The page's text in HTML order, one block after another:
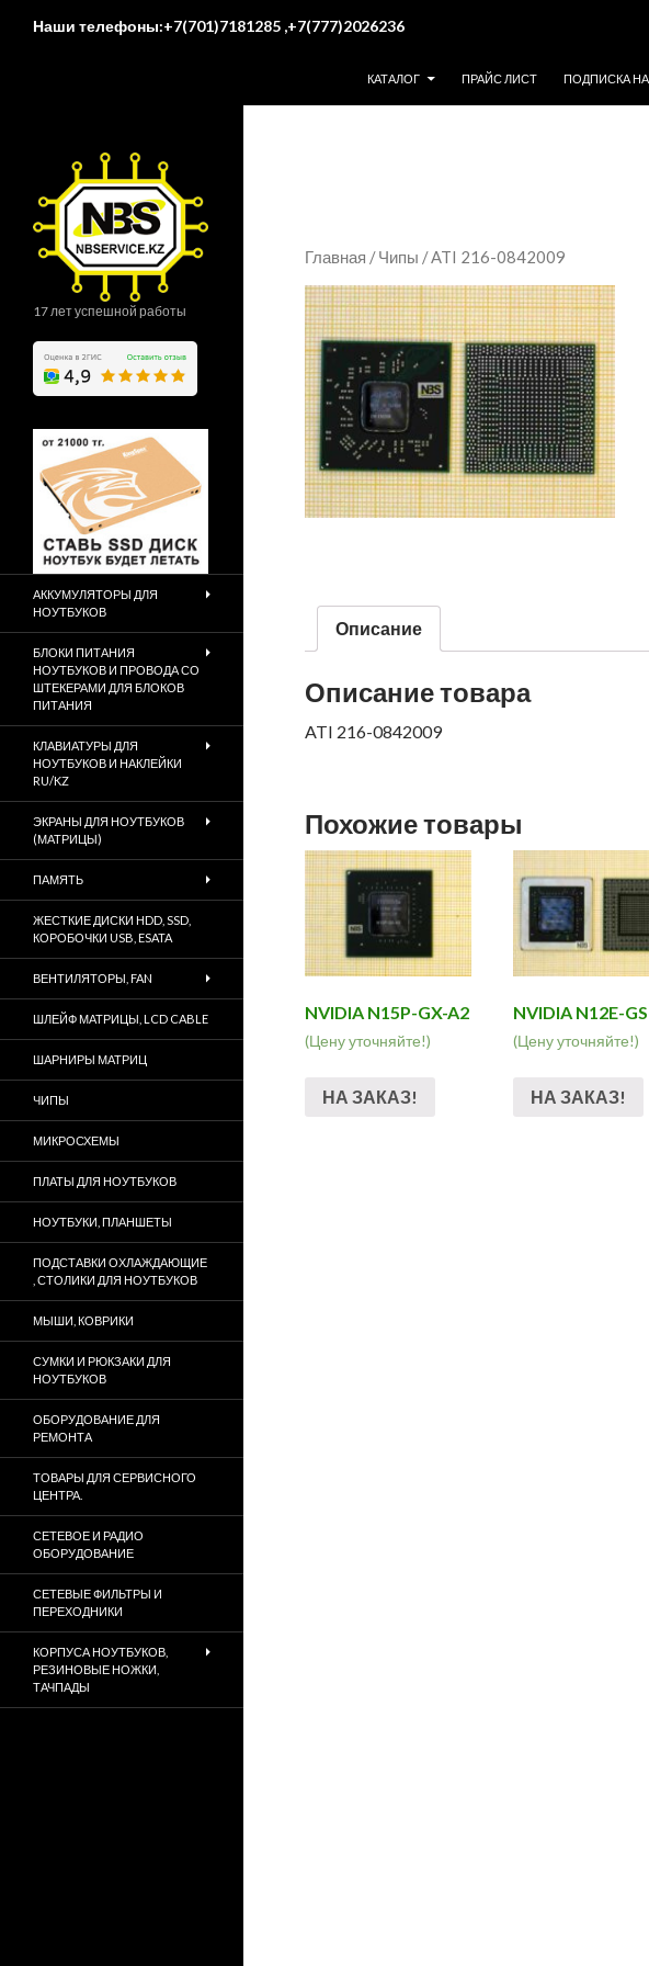
Наши телефоны:+7(701)7181285 ,+7(777)2026236
КАТАЛОГ
ПРАЙС ЛИСТ ПОДПИСКА
Главная /Чипы / ATI 216-0842009
Описание
Описание товара
ATI 216-0842009
Похожие товары
NVIDIA N15P-GX-A2
(Цену уточняйте!)
НА ЗАКАЗ!
NVIDIA N12E-
(Цену уточняйте!)
НА ЗАКАЗ!
17 лет успешной работы
АККУМУЛЯТОРЫ ДЛЯ
НОУТБУКОВ
БЛОКИ ПИТАНИЯ
НОУТБУКОВ И ПРОВОДА СО
ШТЕКЕРАМИ ДЛЯ БЛОКОВ
ПИТАНИЯ
КЛАВИАТУРЫ ДЛЯ
НОУТБУКОВ И НАКЛЕЙКИ
RU/KZ
ЭКРАНЫ ДЛЯ НОУТБУКОВ
(МАТРИЦЫ)
ПАМЯТЬ
ЖЕСТКИЕ ДИСКИ HDD, SSD,
КОРОБОЧКИ USB, ESATA
ВЕНТИЛЯТОРЫ, FAN
ШЛЕЙФ МАТРИЦЫ, LCD CABLE
ШАРНИРЫ МАТРИЦ
ЧИПЫ
МИКРОСХЕМЫ
ПЛАТЫ ДЛЯ НОУТБУКОВ
НОУТБУКИ, ПЛАНШЕТЫ
ПОДСТАВКИ ОХЛАЖДАЮЩИЕ
, СТОЛИКИ ДЛЯ НОУТБУКОВ
МЫШИ, КОВРИКИ
СУМКИ И РЮКЗАКИ ДЛЯ
НОУТБУКОВ
ОБОРУДОВАНИЕ ДЛЯ
РЕМОНТА
ТОВАРЫ ДЛЯ СЕРВИСНОГО
ЦЕНТРА.
СЕТЕВОЕ И РАДИО
ОБОРУДОВАНИЕ
СЕТЕВЫЕ ФИЛЬТРЫ И
ПЕРЕХОДНИКИ
КОРПУСА НОУТБУКОВ,
РЕЗИНОВЫЕ НОЖКИ,
ТАЧПАДЫ